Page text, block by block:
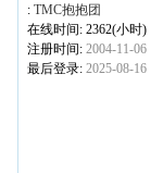
: TMC抱抱团
在线时间: 2362(小时)
注册时间: 2004-11-06
最后登录: 2025-08-16